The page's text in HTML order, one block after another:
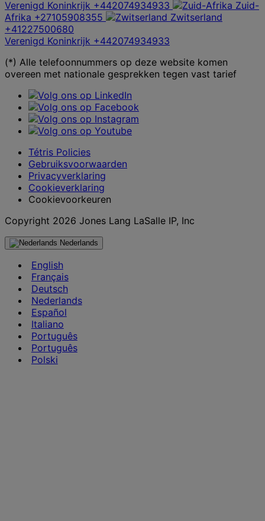
Verenigd Koninkrijk +442074934933
Zuid-
Afrika +27105908355
Zwitserland
+41227500680
Verenigd Koninkrijk +442074934933
(*) Alle telefoonnummers op deze website komen
overeen met nationale gesprekken tegen vast tarief
Tétris Policies
Gebruiksvoorwaarden
Privacyverklaring
Cookieverklaring
Cookievoorkeuren
Copyright 2026 Jones Lang LaSalle IP, Inc
Nederlands
English
Français
Deutsch
Nederlands
Español
Italiano
Português
Português
Polski